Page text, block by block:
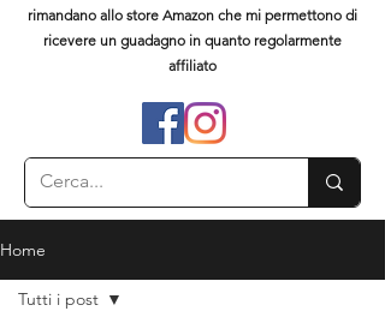
rimandano allo store Amazon che mi permettono di
ricevere un guadagno in quanto regolarmente
affiliato
Home
Tutti i post